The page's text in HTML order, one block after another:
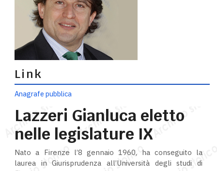
Link
Anagrafe pubblica
Lazzeri Gianluca eletto
nelle legislature IX
Nato a Firenze l’8 gennaio 1960, ha conseguito la
laurea in Giurisprudenza all’Università degli studi di